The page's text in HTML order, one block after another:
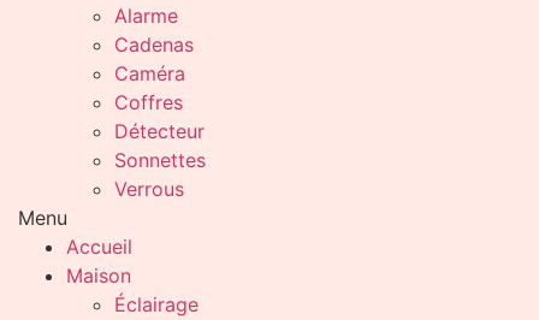
Alarme
Cadenas
Caméra
Coffres
Détecteur
Sonnettes
Verrous
Menu
Accueil
Maison
Éclairage